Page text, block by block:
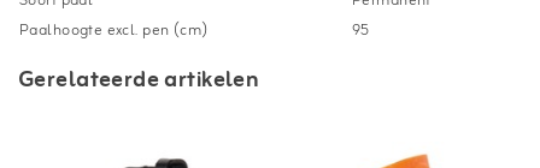
Paalhoogte excl. pen (cm)
95
Gerelateerde artikelen